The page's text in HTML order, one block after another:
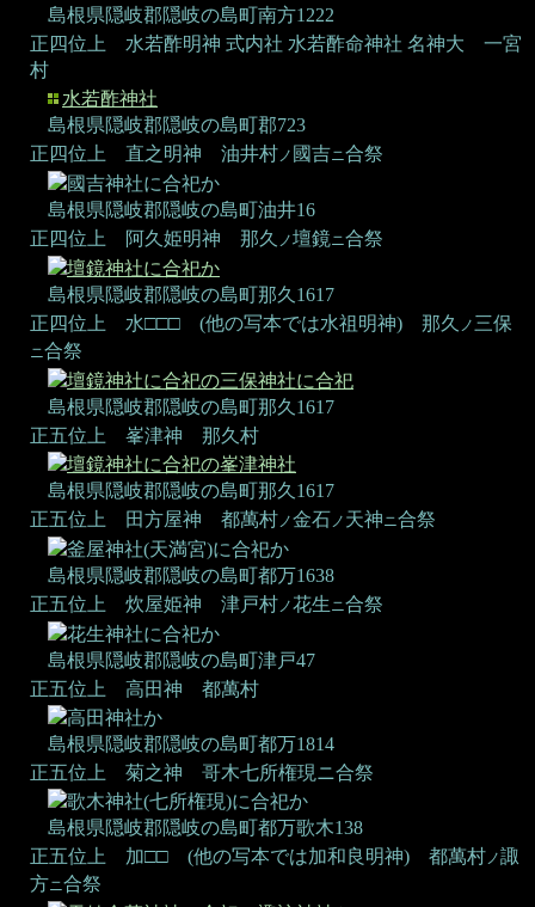
島根県隠岐郡隠岐の島町南方1222
正四位上 水若酢明神 式内社 水若酢命神社 名神大
一宮
村
水若酢神社
島根県隠岐郡隠岐の島町郡723
正四位上 直之明神
油井村 ノ 國吉ニ合祭
國吉神社に合祀か
島根県隠岐郡隠岐の島町油井16
正四位上 阿久姫明神
那久 ノ壇鏡ニ合祭
壇鏡神社に合祀か
島根県隠岐郡隠岐の島町那久1617
正四位上 水□□□ (他の写本では水祖明神)
那久 ノ 三保
ニ合祭
壇鏡神社に合祀の三保神社に合祀
島根県隠岐郡隠岐の島町那久1617
正五位上 峯津神
那久村
壇鏡神社に合祀の峯津神社
島根県隠岐郡隠岐の島町那久1617
正五位上 田方屋神
都萬村 ノ金石 ノ 天神 ニ合祭
釜屋神社(天満宮)に合祀か
島根県隠岐郡隠岐の島町都万1638
正五位上 炊屋姫神
津戸村 ノ花生 ニ合祭
花生神社に合祀か
島根県隠岐郡隠岐の島町津戸47
正五位上 高田神
都萬村
高田神社か
島根県隠岐郡隠岐の島町都万1814
正五位上 菊之神
哥木七所権現ニ合祭
歌木神社(七所権現)に合祀か
島根県隠岐郡隠岐の島町都万歌木138
正五位上 加□□ (他の写本では加和良明神)
都萬村 ノ諏
方ニ合祭